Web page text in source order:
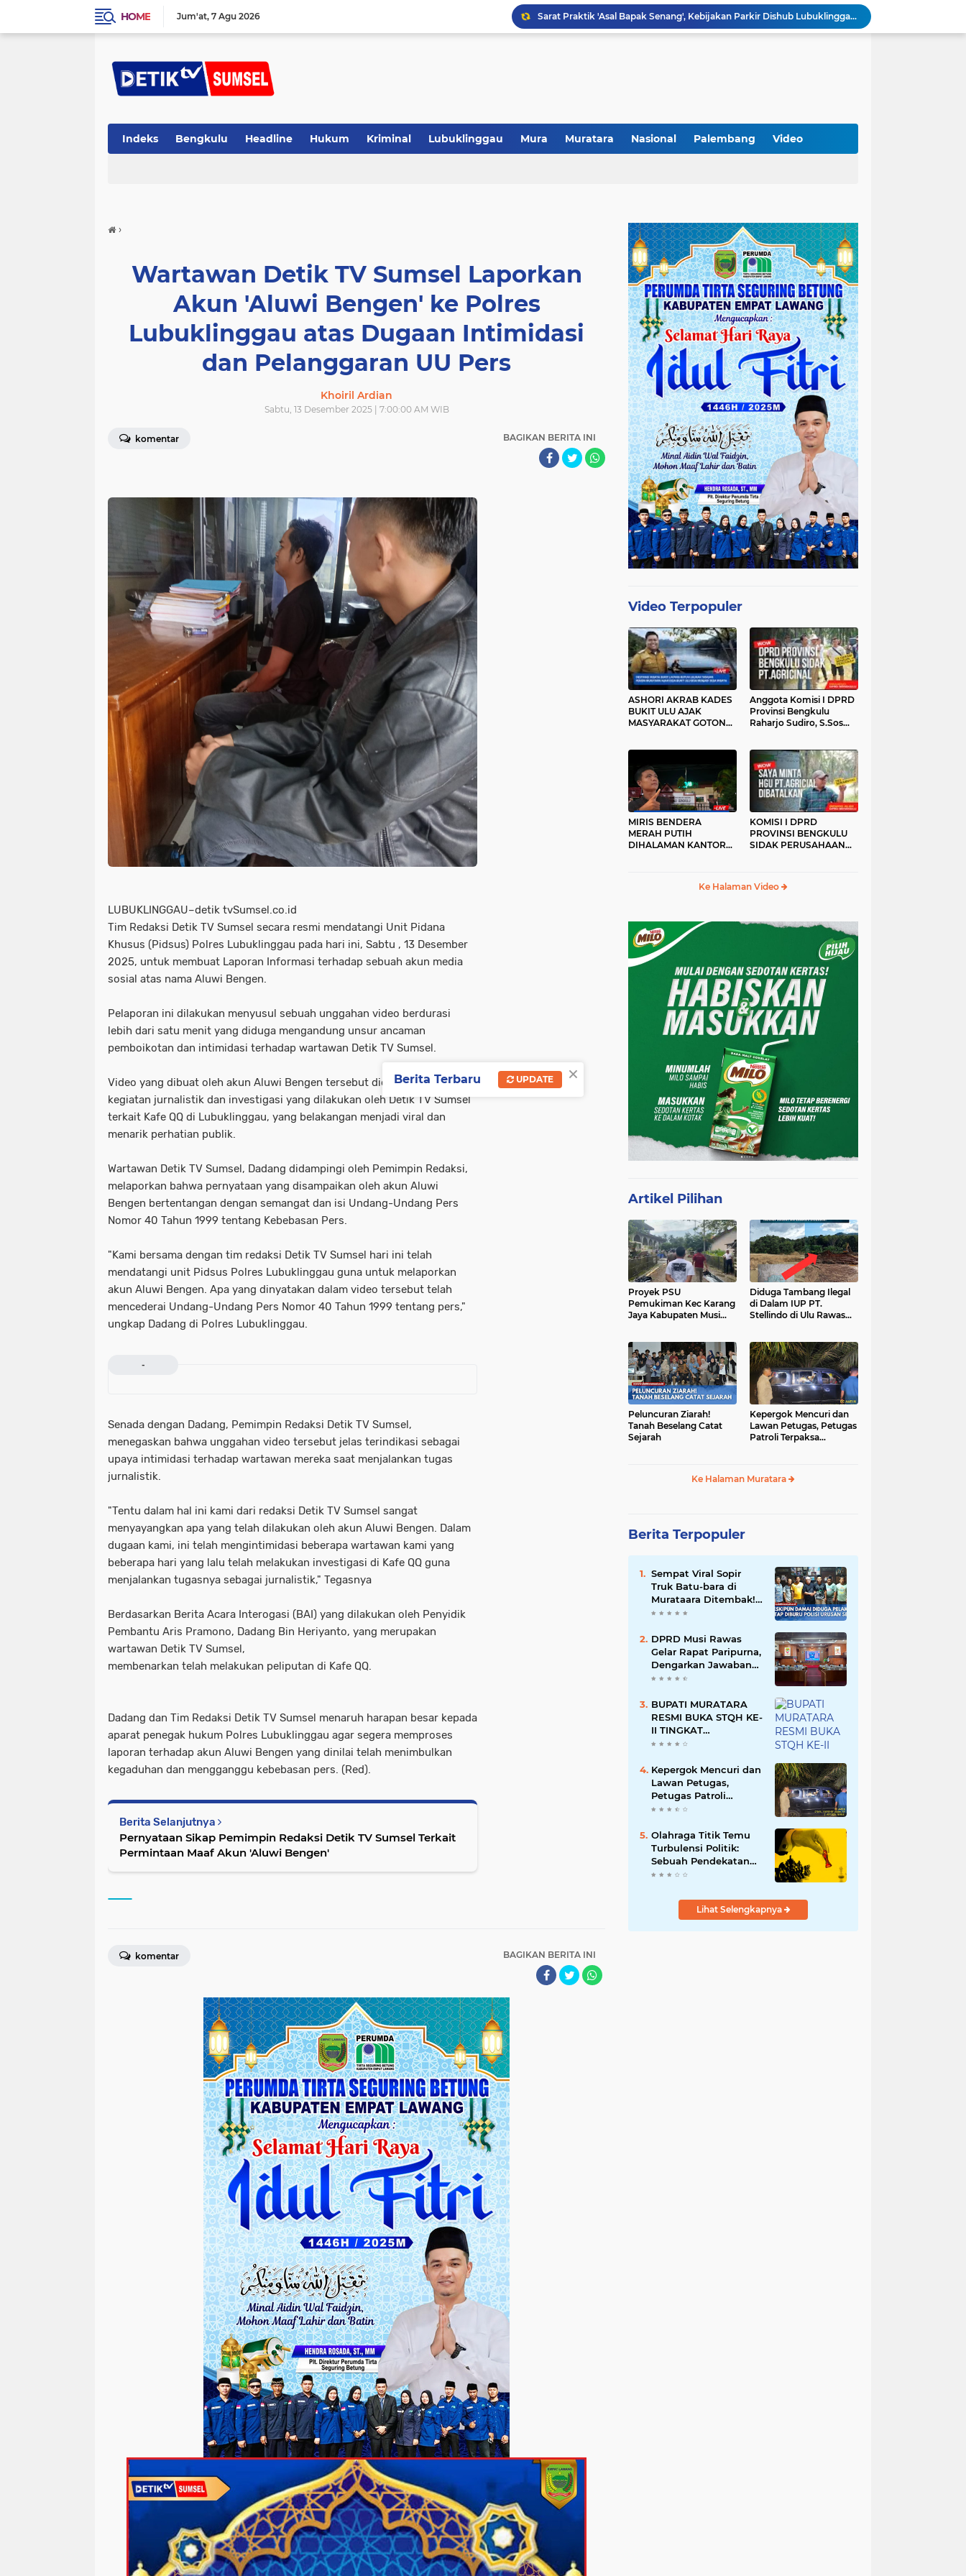
HOME Jum'at 7 Agu 2026
Lantik Pejabat Baru, JM Bupati Empat Lawang: Jabatan Adalah Amanah, Segera Berinovasi Demi Empat Lawang MADANI!
KAMMI Muratara Dukung MUI dalam Upaya Penegakan Hukum terhadap Aktivitas LGBT
Tingkatkan Kualitas Insan Pers, PWI Musi Rawas Gelar Pelatihan Jurnalistik Berbasis Kompetensi dan Storytelling.
Indeks Bengkulu Headline Hukum Kriminal Lubuklinggau Mura Muratara Nasional Palembang Video
›
Wartawan Detik TV Sumsel Laporkan
Akun 'Aluwi Bengen' ke Polres
Lubuklinggau atas Dugaan Intimidasi
dan Pelanggaran UU Pers
Khoiril Ardian
Sabtu, 13 Desember 2025 | 7:00:00 AM WIB
komentar BAGIKAN BERITA INI
LUBUKLINGGAU–detik tvSumsel.co.id
Tim Redaksi Detik TV Sumsel secara resmi mendatangi Unit Pidana
Khusus (Pidsus) Polres Lubuklinggau pada hari ini, Sabtu , 13 Desember
2025, untuk membuat Laporan Informasi terhadap sebuah akun media
sosial atas nama Aluwi Bengen.
Pelaporan ini dilakukan menyusul sebuah unggahan video berdurasi
lebih dari satu menit yang diduga mengandung unsur ancaman
pemboikotan dan intimidasi terhadap wartawan Detik TV Sumsel.
Video yang dibuat oleh akun Aluwi Bengen tersebut diduga merespons
kegiatan jurnalistik dan investigasi yang dilakukan oleh Detik TV Sumsel
terkait Kafe QQ di Lubuklinggau, yang belakangan menjadi viral dan
menarik perhatian publik.
Wartawan Detik TV Sumsel, Dadang didampingi oleh Pemimpin Redaksi,
melaporkan bahwa pernyataan yang disampaikan oleh akun Aluwi
Bengen bertentangan dengan semangat dan isi Undang-Undang Pers
Nomor 40 Tahun 1999 tentang Kebebasan Pers.
"Kami bersama dengan tim redaksi Detik TV Sumsel hari ini telah
mendatangi unit Pidsus Polres Lubuklinggau guna untuk melaporkan
akun Aluwi Bengen. Apa yang dinyatakan dalam video tersebut telah
mencederai Undang-Undang Pers Nomor 40 Tahun 1999 tentang pers,"
ungkap Dadang di Polres Lubuklinggau.
-
Senada dengan Dadang, Pemimpin Redaksi Detik TV Sumsel,
menegaskan bahwa unggahan video tersebut jelas terindikasi sebagai
upaya intimidasi terhadap wartawan mereka saat menjalankan tugas
jurnalistik.
"Tentu dalam hal ini kami dari redaksi Detik TV Sumsel sangat
menyayangkan apa yang telah dilakukan oleh akun Aluwi Bengen. Dalam
dugaan kami, ini telah mengintimidasi beberapa wartawan kami yang
beberapa hari yang lalu telah melakukan investigasi di Kafe QQ guna
menjalankan tugasnya sebagai jurnalistik," Tegasnya
Berdasarkan Berita Acara Interogasi (BAI) yang dilakukan oleh Penyidik
Pembantu Aris Pramono, Dadang Bin Heriyanto, yang merupakan
wartawan Detik TV Sumsel,
membenarkan telah melakukan peliputan di Kafe QQ.
Dadang dan Tim Redaksi Detik TV Sumsel menaruh harapan besar kepada
aparat penegak hukum Polres Lubuklinggau agar segera memproses
laporan terhadap akun Aluwi Bengen yang dinilai telah menimbulkan
kegaduhan dan mengganggu kebebasan pers. (Red).
Berita Selanjutnya
Pernyataan Sikap Pemimpin Redaksi Detik TV Sumsel Terkait
Permintaan Maaf Akun 'Aluwi Bengen'
BAGIKAN BERITA INI
komentar
Video Terpopuler
ASHORI AKRAB KADES
BUKIT ULU AJAK
MASYARAKAT GOTONG
Anggota Komisi I DPRD
Provinsi Bengkulu
Raharjo Sudiro, S.Sos
MIRIS BENDERA
MERAH PUTIH
DIHALAMAN KANTOR
KOMISI I DPRD
PROVINSI BENGKULU
SIDAK PERUSAHAAN
Ke Halaman Video
Artikel Pilihan
Proyek PSU
Pemukiman Kec Karang
Jaya Kabupaten Musi
Diduga Tambang Ilegal
di Dalam IUP PT.
Stellindo di Ulu Rawas
Peluncuran Ziarah!
Tanah Beselang Catat
Sejarah
Kepergok Mencuri dan
Lawan Petugas, Petugas
Patroli Terpaksa
Ke Halaman Muratara
Berita Terpopuler
Sempat Viral Sopir
Truk Batu-bara di
Murataara Ditembak!
Namun Dikabarkan
DPRD Musi Rawas
Gelar Rapat Paripurna,
Dengarkan Jawaban
Eksekutif Atas 4
BUPATI MURATARA
RESMI BUKA STQH KE-
II TINGKAT
KABUPATEN
Kepergok Mencuri dan
Lawan Petugas,
Petugas Patroli
Terpaksa Lumpuhkan
Olahraga Titik Temu
Turbulensi Politik:
Sebuah Pendekatan
Batalnya Tuan Rumah
Lihat Selengkapnya
×
Berita Terbaru UPDATE